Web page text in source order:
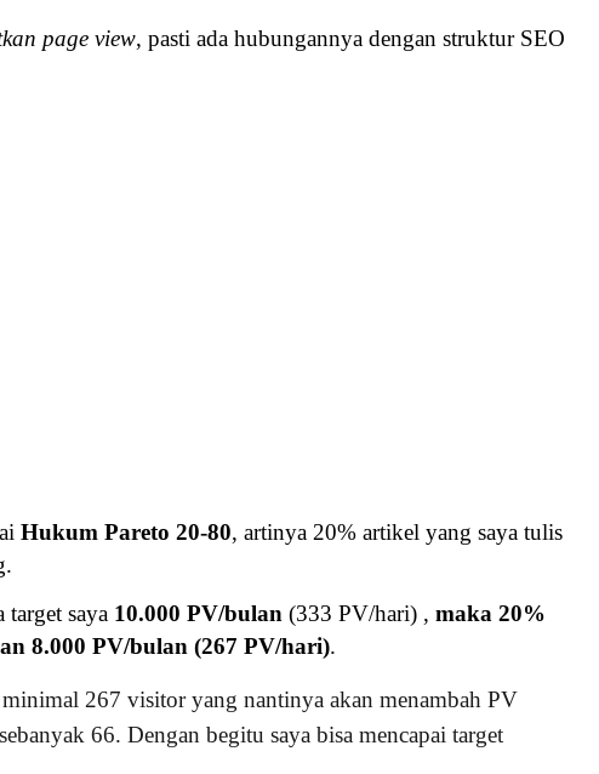
page view, pasti ada hubungannya dengan struktur SEO
Hukum Pareto 20-80, artinya 20% artikel yang saya tulis
saya 10.000 PV/bulan (333 PV/hari) , maka 20%
8.000 PV/bulan (267 PV/hari).
267 visitor yang nantinya akan menambah PV
66. Dengan begitu saya bisa mencapai target